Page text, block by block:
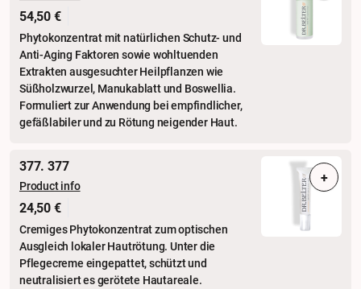
54,50 €
Phytokonzentrat mit natürlichen Schutz- und
Anti-Aging Faktoren sowie wohltuenden
Extrakten ausgesuchter Heilpflanzen wie
Süßholzwurzel, Manukablatt und Boswellia.
Formuliert zur Anwendung bei empfindlicher,
gefäßlabiler und zu Rötung neigender Haut.
377. 377
Product info
24,50 €
Cremiges Phytokonzentrat zum optischen
Ausgleich lokaler Hautrötung. Unter die
Pflegecreme eingepattet, schützt und
neutralisiert es gerötete Hautareale.
+